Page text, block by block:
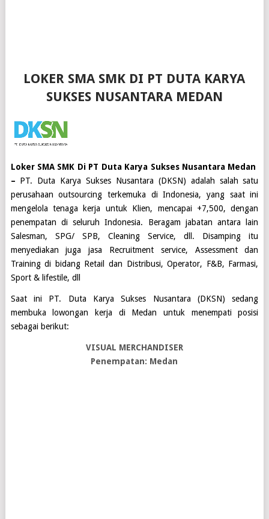
LOKER SMA SMK DI PT DUTA KARYA
SUKSES NUSANTARA MEDAN
Loker SMA SMK Di PT Duta Karya Sukses Nusantara Medan
– PT. Duta Karya Sukses Nusantara (DKSN) adalah salah satu
perusahaan outsourcing terkemuka di Indonesia, yang saat ini
mengelola tenaga kerja untuk Klien, mencapai +7,500, dengan
penempatan di seluruh Indonesia. Beragam jabatan antara lain
Salesman, SPG/ SPB, Cleaning Service, dll. Disamping itu
menyediakan juga jasa Recruitment service, Assessment dan
Training di bidang Retail dan Distribusi, Operator, F&B, Farmasi,
Sport & lifestile, dll
Saat ini PT. Duta Karya Sukses Nusantara (DKSN) sedang
membuka lowongan kerja di Medan untuk menempati posisi
sebagai berikut:
VISUAL MERCHANDISER
Penempatan: Medan